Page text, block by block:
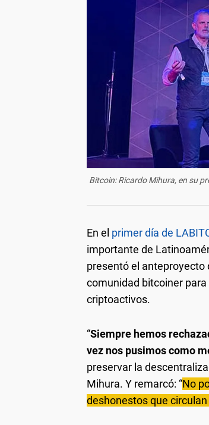
Bitcoin: Ricardo Mihura, en su
En el primer día de
importante de
presentó el anteproyecto
comunidad bitcoiner
criptoactivos.
“Siempre hemos
vez nos pusimos como
preservar la
Mihura. Y remarcó: “No
deshonestos que